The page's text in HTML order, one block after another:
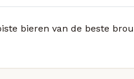
bieren van de beste